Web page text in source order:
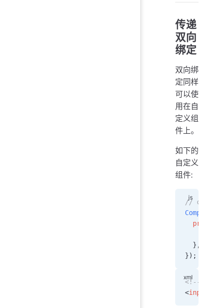
传递
双向
绑定
双向绑
定同样
可以使
用在自
定义组
件上。
如下的
自定义
组件:
//
  },
});
<!--
<input